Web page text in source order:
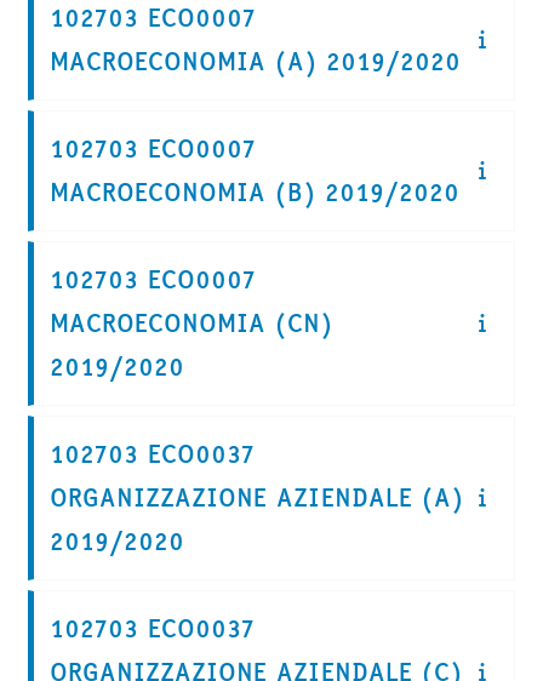
102703 ECO0007
MACROECONOMIA (A) 2019/2020
102703 ECO0007
MACROECONOMIA (B) 2019/2020
102703 ECO0007
MACROECONOMIA (CN)
2019/2020
102703 ECO0037
ORGANIZZAZIONE AZIENDALE (A)
2019/2020
102703 ECO0037
ORGANIZZAZIONE AZIENDALE (C)